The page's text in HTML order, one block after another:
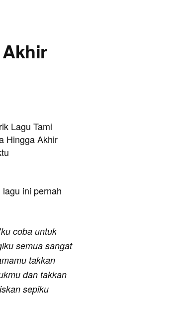
ini pernah
ku coba untuk
semua sangat
takkan
dan takkan
sepiku